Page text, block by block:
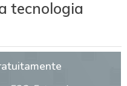
tecnologia